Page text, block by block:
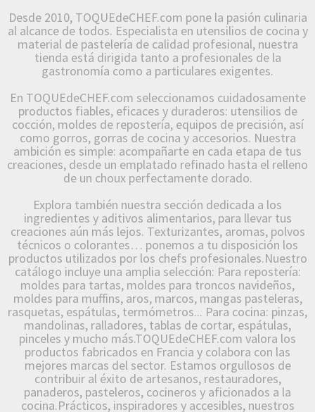
Desde 2010, TOQUEdeCHEF.com pone la pasión culinaria
al alcance de todos. Especialista en utensilios de cocina y
material de pastelería de calidad profesional, nuestra
tienda está dirigida tanto a profesionales de la
gastronomía como a particulares exigentes.
En TOQUEdeCHEF.com seleccionamos cuidadosamente
productos fiables, eficaces y duraderos: utensilios de
cocción, moldes de repostería, equipos de precisión, así
como gorros, gorras de cocina y accesorios. Nuestra
ambición es simple: acompañarte en cada etapa de tus
creaciones, desde un emplatado refinado hasta el relleno
de un choux perfectamente dorado.
Explora también nuestra sección dedicada a los
ingredientes y aditivos alimentarios, para llevar tus
creaciones aún más lejos. Texturizantes, aromas, polvos
técnicos o colorantes… ponemos a tu disposición los
productos utilizados por los chefs profesionales.Nuestro
catálogo incluye una amplia selección: Para repostería:
moldes para tartas, moldes para troncos navideños,
moldes para muffins, aros, marcos, mangas pasteleras,
rasquetas, espátulas, termómetros... Para cocina: pinzas,
mandolinas, ralladores, tablas de cortar, espátulas,
pinceles y mucho más.TOQUEdeCHEF.com valora los
productos fabricados en Francia y colabora con las
mejores marcas del sector. Estamos orgullosos de
contribuir al éxito de artesanos, restauradores,
panaderos, pasteleros, cocineros y aficionados a la
cocina.Prácticos, inspiradores y accesibles, nuestros